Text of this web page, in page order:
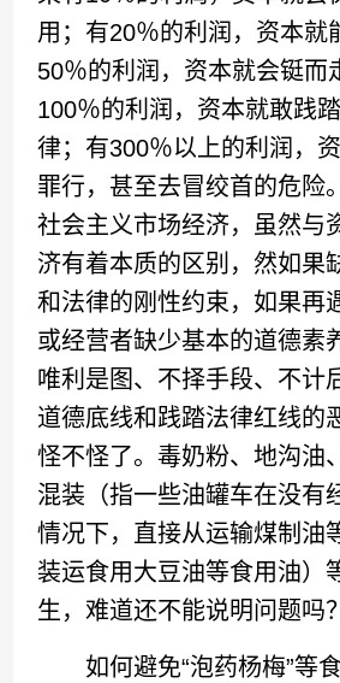
用；有20％的利润，资本就
50％的利润，资本就会铤而
100％的利润，资本就敢践
律；有300％以上的利润，
罪行，甚至去冒绞首的危险
社会主义市场经济，虽然与
济有着本质的区别，然如果
和法律的刚性约束，如果再
或经营者缺少基本的道德素
唯利是图、不择手段、不计
道德底线和践踏法律红线的
怪不怪了。毒奶粉、地沟油
混装（指一些油罐车在没有
情况下，直接从运输煤制油
装运食用大豆油等食用油）
生，难道还不能说明问题吗？
如何避免“泡药杨梅”等